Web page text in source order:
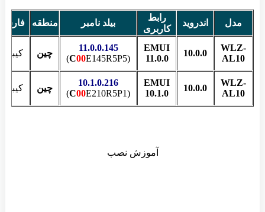
مدل اندروید
رابط
کاربری
بیلد نامبر منطقه
WLZ-
AL10
10.0.0
EMUI
11.0.0
11.0.0.145
(
C00E145R5P5)
چین
WLZ-
AL10
10.0.0
EMUI
10.1.0
10.1.0.216
(
C00E210R5P1)
چین
آموزش نصب